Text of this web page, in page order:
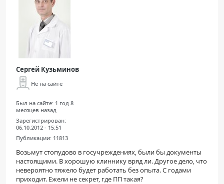
Сергей Кузьминов
Не на сайте
Был на сайте: 1 год 8
месяцев назад
Зарегистрирован:
06.10.2012 - 15:51
Публикации: 11813
Возьмут стопудово в госучреждениях, были бы документы
настоящими. В хорошую клиннику вряд ли. Другое дело, что
невероятно тяжело будет работать без опыта. С годами
приходит. Ежели не секрет, где ПП такая?